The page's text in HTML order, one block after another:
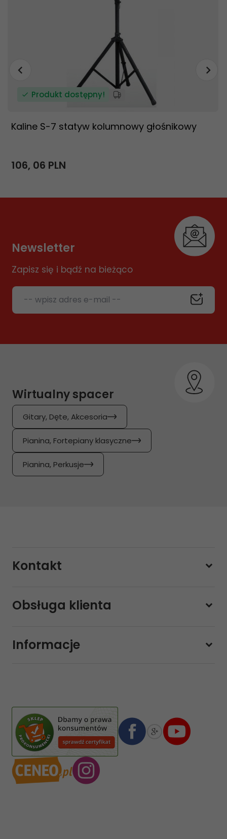
Produkt dostępny!
Kaline S-7 statyw kolumnowy głośnikowy
106, 06 PLN
Newsletter
Zapisz się i bądź na bieżąco
-- wpisz adres e-mail --
Wirtualny spacer
Gitary, Dęte, Akcesoria
Pianina, Fortepiany klasyczne
Pianina, Perkusje
Kontakt
228800000
sklep@sklep-muzyczny.com.pl
08 1140 2004 0000 3102 4903 0792
Obsługa klienta
Informacje